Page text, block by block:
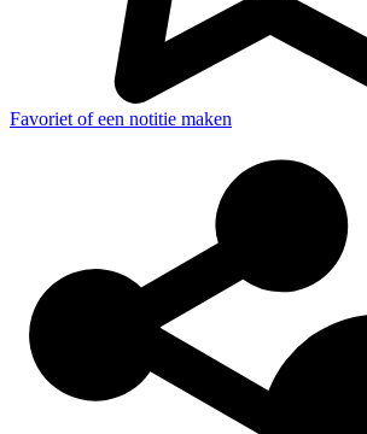
Favoriet of een notitie maken